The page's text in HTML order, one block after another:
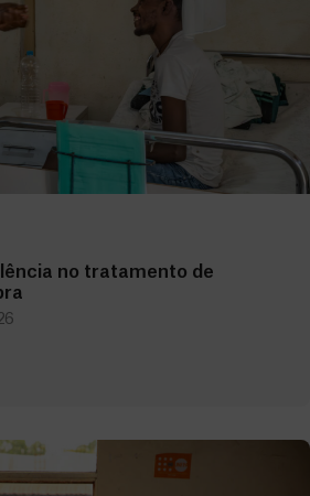
no tratamento de